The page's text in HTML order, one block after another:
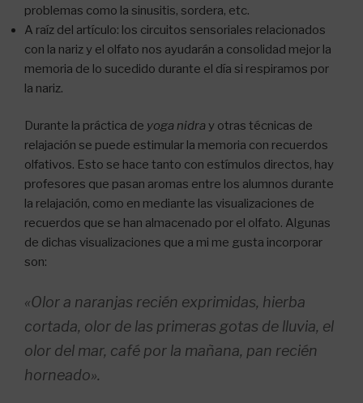
problemas como la sinusitis, sordera, etc.
A raíz del artículo: los circuitos sensoriales relacionados
con la nariz y el olfato nos ayudarán a consolidad mejor la
memoria de lo sucedido durante el día si respiramos por
la nariz.
Durante la práctica de yoga nidray otras técnicas de
relajación se puede estimular la memoria con recuerdos
olfativos. Esto se hace tanto con estímulos directos, hay
profesores que pasan aromas entre los alumnos durante
la relajación, como en mediante las visualizaciones de
recuerdos que se han almacenado por el olfato. Algunas
de dichas visualizaciones que a mi me gusta incorporar
son:
«Olor a naranjas recién exprimidas, hierba
cortada, olor de las primeras gotas de lluvia, el
olor del mar, café por la mañana, pan recién
horneado».